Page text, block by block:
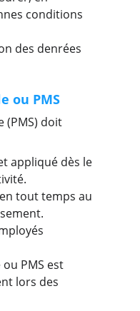
conditions
des denrées
ou PMS
(PMS) doit
appliqué dès le
tout temps au
PMS est
lors des